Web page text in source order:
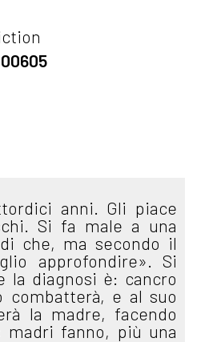
anni. Gli piace
Si fa male a una
che, ma secondo il
approfondire». Si
la diagnosi è: cancro
combatterà, e al suo
la madre, facendo
fanno, più una